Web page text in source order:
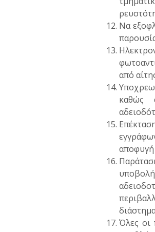
Να
από
καθώς
αποφυγή
Όλες οι